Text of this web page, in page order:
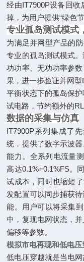
经由IT7900P设备回收
掉， 为用户提供“绿色
专业孤岛测试模式
为满足并网型产品的
专业的孤岛测试模式
功功率、无功功率参
果，进一步验证并网
平衡状态下的孤岛保
试电路，节约额外的
数据的采集与仿真
IT7900P系列集成了
统，提供了数字示波
能力。全系列电流量
高达0.1%+0.1%FS。
试成本，同时也缩短
发配置可以同步捕获
能。用户可以将采集
中，复现电网状态，并
偏移等参数。
模拟市电再现和低电
低电压穿越就是当电